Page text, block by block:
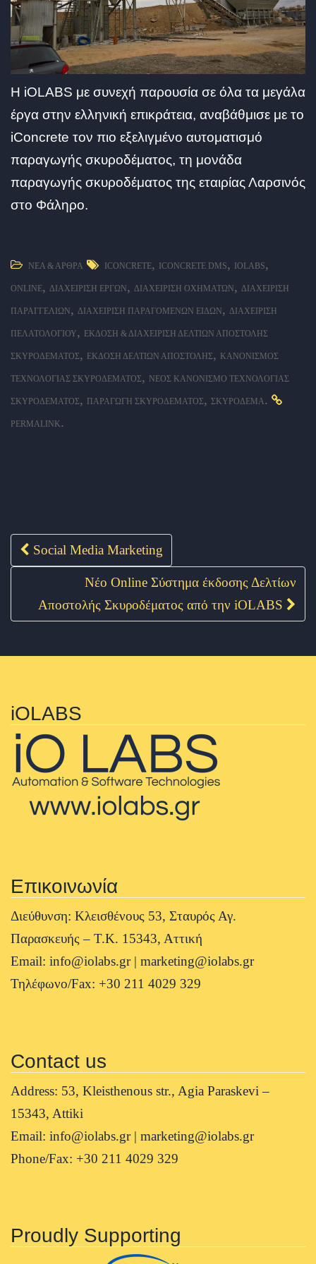
Η iOLABS με συνεχή παρουσία σε όλα τα μεγάλα
έργα στην ελληνική επικράτεια, αναβάθμισε με το
iConcrete τον πιο εξελιγμένο αυτοματισμό
παραγωγής σκυροδέματος, τη μονάδα
παραγωγής σκυροδέματος της εταιρίας Λαρσινός
στο Φάληρο.
ΝΈΑ & ΆΡΘΡΑ ICONCRETE, ICONCRETE DMS, IOLABS,
ONLINE, ΔΙΑΧΕΊΡΙΣΗ ΈΡΓΩΝ , ΔΙΑΧΕΊΡΙΣΗ ΟΧΗΜΆΤΩΝ , ΔΙΑΧΕΊΡΙΣΗ
ΠΑΡΑΓΓΕΛΙΏΝ , ΔΙΑΧΕΊΡΙΣΗ ΠΑΡΑΓΌΜΕΝΩΝ ΕΙΔΏΝ , ΔΙΑΧΕΊΡΙΣΗ
ΠΕΛΑΤΟΛΟΓΊΟΥ, ΈΚΔΟΣΗ & ΔΙΑΧΕΊΡΙΣΗ ΔΕΛΤΊΩΝ ΑΠΟΣΤΟΛΉΣ
ΣΚΥΡΟΔΈΜΑΤΟΣ, ΈΚΔΟΣΗ ΔΕΛΤΊΩΝ ΑΠΟΣΤΟΛΉΣ, ΚΑΝΟΝΙΣΜΌΣ
ΤΕΧΝΟΛΟΓΊΑΣ ΣΚΥΡΟΔΈΜΑΤΟΣ, ΝΈΟΣ ΚΑΝΟΝΙΣΜΌ ΤΕΧΝΟΛΟΓΊΑΣ
ΣΚΥΡΟΔΈΜΑΤΟΣ, ΠΑΡΑΓΩΓΉ ΣΚΥΡΟΔΈΜΑΤΟΣ, ΣΚΥΡΌΔΕΜΑ.
PERMALINK.
Post navigation
Social Media Marketing
Νέο Online Σύστημα έκδοσης Δελτίων
Αποστολής Σκυροδέματος από την iOLABS
iOLABS
Επικοινωνία
Διεύθυνση: Κλεισθένους 53, Σταυρός Αγ.
Παρασκευής – Τ.Κ. 15343, Αττική
Email: info@iolabs.gr | marketing@iolabs.gr
Τηλέφωνο/Fax: +30 211 4029 329
Contact us
Address: 53, Kleisthenous str., Agia Paraskevi –
15343, Attiki
Email: info@iolabs.gr | marketing@iolabs.gr
Phone/Fax: +30 211 4029 329
Proudly Supporting